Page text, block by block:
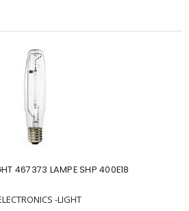
467373 LAMPE SHP 400E18
-LIGHT